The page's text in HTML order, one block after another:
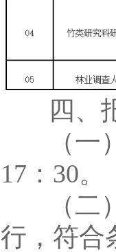
四、报
（一）
17：30。
（二）
行，符合